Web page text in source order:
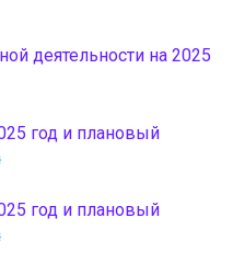
деятельности на 2025
год и плановый
год и плановый